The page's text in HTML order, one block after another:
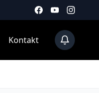
Kontakt